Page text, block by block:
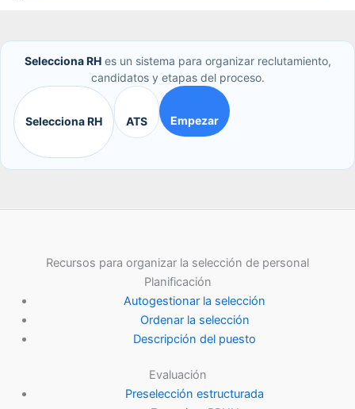
Selecciona RHes un sistema para organizar reclutamiento,
candidatos y etapas del proceso.
Selecciona RH ATS Empezar
Recursos para organizar la selección de personal
Planificación
Autogestionar la selección
Ordenar la selección
Descripción del puesto
Evaluación
Preselección estructurada